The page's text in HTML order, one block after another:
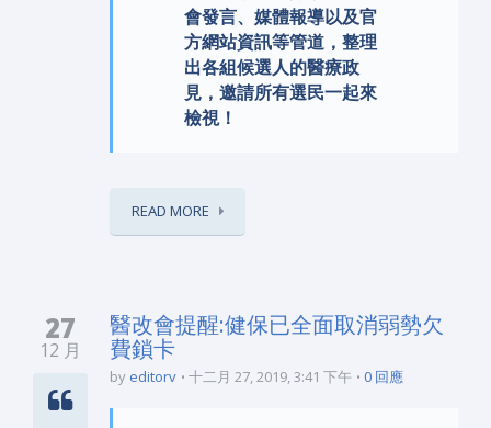
會發言、媒體報導以及官
方網站資訊等管道，整理
出各組候選人的醫療政
見，邀請所有選民一起來
檢視！
READ MORE
27
12 月
醫改會提醒:健保已全面取消弱勢欠
費鎖卡
by editorv 十二月 27, 2019, 3:41 下午 0 回應